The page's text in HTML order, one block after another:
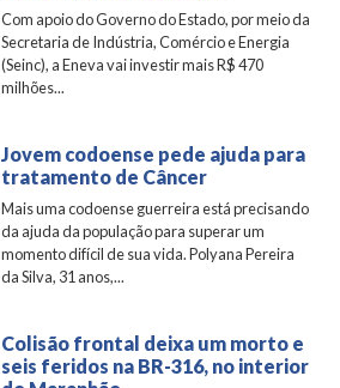
Com apoio do Governo do Estado, por meio da
Secretaria de Indústria, Comércio e Energia
(Seinc), a Eneva vai investir mais R$ 470
milhões...
Jovem codoense pede ajuda para
tratamento de Câncer
Mais uma codoense guerreira está precisando
da ajuda da população para superar um
momento difícil de sua vida. Polyana Pereira
da Silva, 31 anos,...
Colisão frontal deixa um morto e
seis feridos na BR-316, no interior